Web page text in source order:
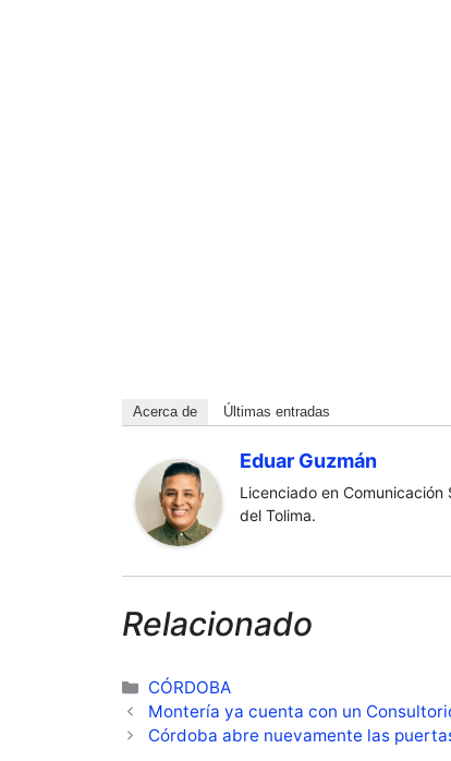
Acerca de Últimas entradas
Eduar Guzmán
Licenciado en
del Tolima.
Relacionado
Categorías
CÓRDOBA
Montería ya cuenta con un
Córdoba abre nuevamente las